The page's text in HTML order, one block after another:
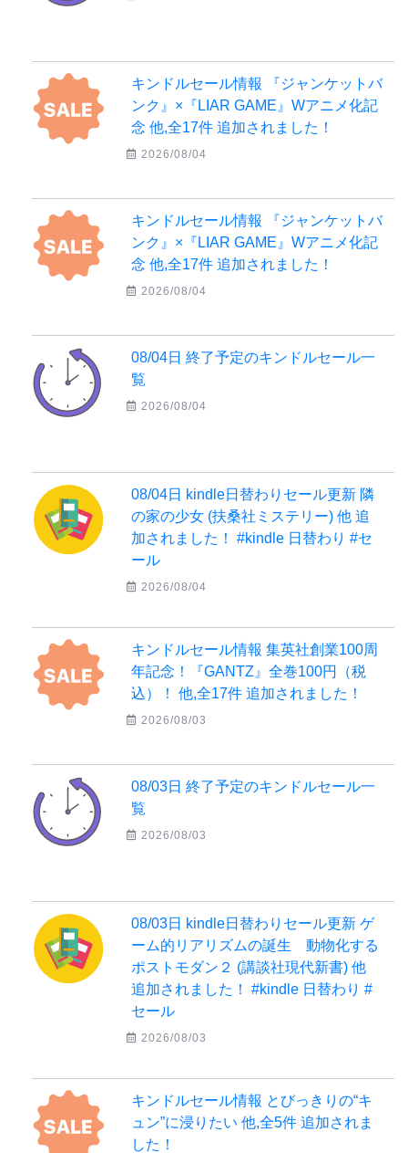
キンドルセール情報 『ジャンケットバ
ンク』×『LIAR GAME』Wアニメ化記
念 他,全17件 追加されました！
2026/08/04
キンドルセール情報 『ジャンケットバ
ンク』×『LIAR GAME』Wアニメ化記
念 他,全17件 追加されました！
2026/08/04
08/04日 終了予定のキンドルセール一
覧
2026/08/04
08/04日 kindle日替わりセール更新 隣
の家の少女 (扶桑社ミステリー) 他 追
加されました！ #kindle 日替わり #セ
ール
2026/08/04
キンドルセール情報 集英社創業100周
年記念！『GANTZ』全巻100円（税
込）！ 他,全17件 追加されました！
2026/08/03
08/03日 終了予定のキンドルセール一
覧
2026/08/03
08/03日 kindle日替わりセール更新 ゲ
ーム的リアリズムの誕生 動物化する
ポストモダン２ (講談社現代新書) 他
追加されました！ #kindle 日替わり #
セール
2026/08/03
キンドルセール情報 とびっきりの“キ
ュン”に浸りたい 他,全5件 追加されま
した！